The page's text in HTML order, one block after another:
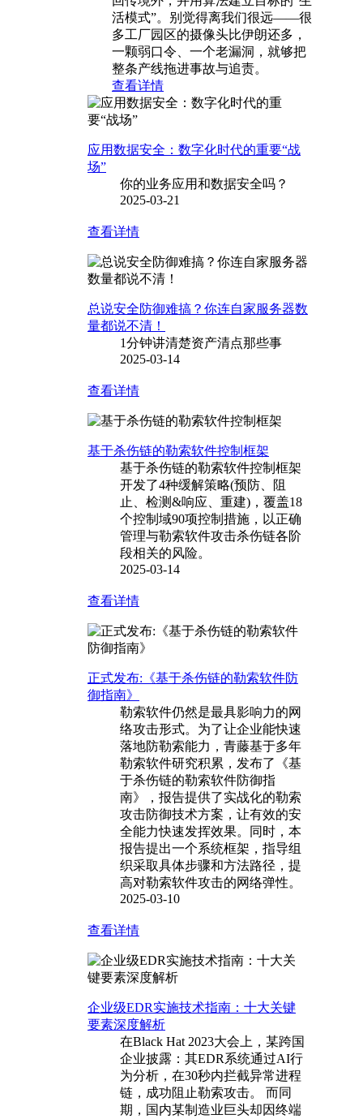
活模式”。别觉得离我们很远——很
多工厂园区的摄像头比伊朗还多，
一颗弱口令、一个老漏洞，就够把
整条产线拖进事故与追责。
查看详情
应用数据安全：数字化时代的重要“战
场”
你的业务应用和数据安全吗？
2025-03-21
查看详情
总说安全防御难搞？你连自家服务器数
量都说不清！
1分钟讲清楚资产清点那些事
2025-03-14
查看详情
基于杀伤链的勒索软件控制框架
基于杀伤链的勒索软件控制框架
开发了4种缓解策略(预防、阻
止、检测&响应、重建)，覆盖18
个控制域90项控制措施，以正确
管理与勒索软件攻击杀伤链各阶
段相关的风险。
2025-03-14
查看详情
正式发布:《基于杀伤链的勒索软件防
御指南》
勒索软件仍然是最具影响力的网
络攻击形式。为了让企业能快速
落地防勒索能力，青藤基于多年
勒索软件研究积累，发布了《基
于杀伤链的勒索软件防御指
南》，报告提供了实战化的勒索
攻击防御技术方案，让有效的安
全能力快速发挥效果。同时，本
报告提出一个系统框架，指导组
织采取具体步骤和方法路径，提
高对勒索软件攻击的网络弹性。
2025-03-10
查看详情
企业级EDR实施技术指南：十大关键
要素深度解析
在Black Hat 2023大会上，某跨国
企业披露：其EDR系统通过AI行
为分析，在30秒内拦截异常进程
链，成功阻止勒索攻击。 而同
期，国内某制造业巨头却因终端